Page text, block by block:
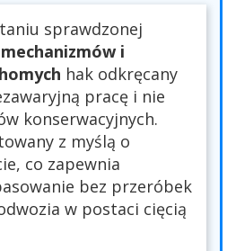
sprawdzonej
i
hak odkręcany
pracę i nie
konserwacyjnych.
z myślą o
co zapewnia
bez przeróbek
w postaci cięcią